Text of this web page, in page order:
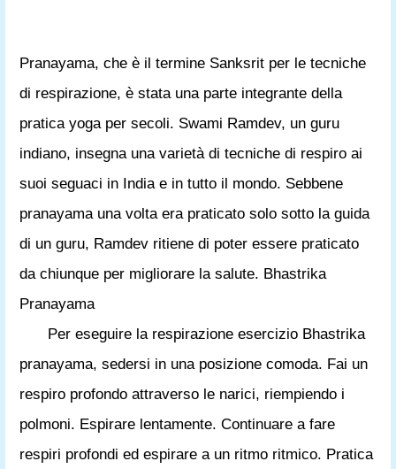
Pranayama, che è il termine Sanksrit per le tecniche
di respirazione, è stata una parte integrante della
pratica yoga per secoli. Swami Ramdev, un guru
indiano, insegna una varietà di tecniche di respiro ai
suoi seguaci in India e in tutto il mondo. Sebbene
pranayama una volta era praticato solo sotto la guida
di un guru, Ramdev ritiene di poter essere praticato
da chiunque per migliorare la salute. Bhastrika
Pranayama
Per eseguire la respirazione esercizio Bhastrika
pranayama, sedersi in una posizione comoda. Fai un
respiro profondo attraverso le narici, riempiendo i
polmoni. Espirare lentamente. Continuare a fare
respiri profondi ed espirare a un ritmo ritmico. Pratica